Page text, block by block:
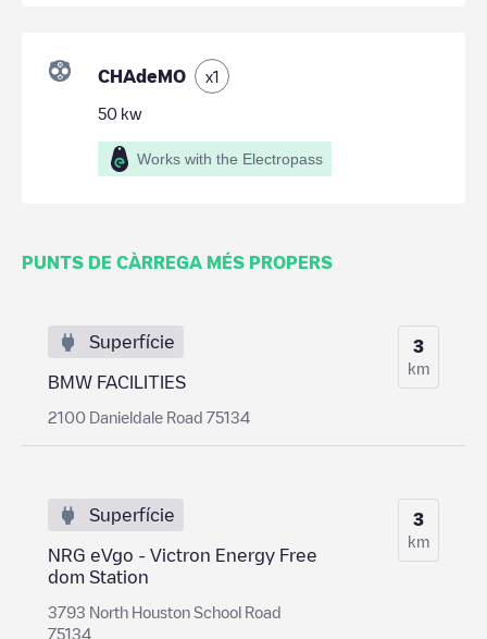
CHAdeMO x1
50 kw
Works with the Electropass
PUNTS DE CÀRREGA MÉS PROPERS
Superfície
BMW FACILITIES
2100 Danieldale Road 75134
3
km
Superfície
NRG eVgo - Victron Energy Free
dom Station
3793 North Houston School Road
75134
3
km